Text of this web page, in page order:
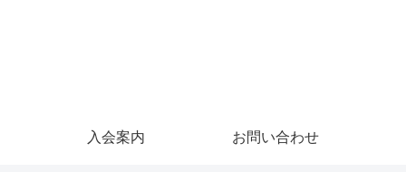
入会案内 お問い合わせ